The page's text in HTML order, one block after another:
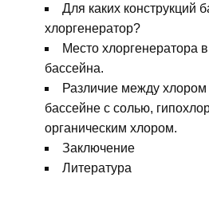
Для каких конструкций
хлоргенератор?
Место хлоргенератора
бассейна.
Различие между
бассейне с солью,
органическим хлором.
Заключение
Литература